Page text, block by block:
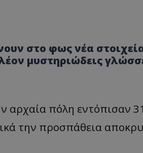
στο φως νέα
μυστηριώδεις
αρχαία πόλη εντόπισαν
την προσπάθεια